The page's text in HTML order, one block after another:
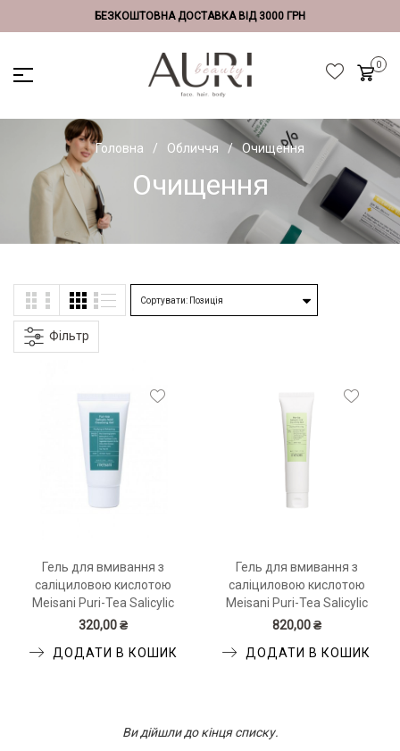
БЕЗКОШТОВНА ДОСТАВКА ВІД 3000 ГРН
Головна Обличчя Очищення
Очищення
Фільтр
Гель для вмивання з
саліциловою кислотою
Meisani Puri-Tea Salicylic
Acid Cleansing Gel 30 мл
320,00 ₴
ДОДАТИ В КОШИК
Гель для вмивання з
саліциловою кислотою
Meisani Puri-Tea Salicylic
Acid Cleansing Gel 150 мл
820,00 ₴
ДОДАТИ В КОШИК
Ви дійшли до кінця списку.